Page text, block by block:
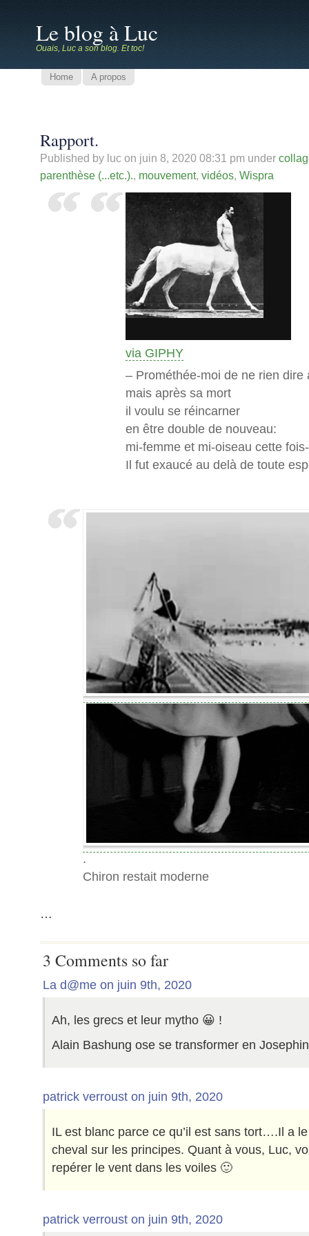
Le blog à Luc
Ouais, Luc a son blog. Et toc!
Home A propos
Rapport.
Published by luc on juin 8, 2020 08:31 pm under
parenthèse (...etc.)., mouvement, vidéos, Wispra
via GIPHY
– Prométhée-moi de ne rien dire
mais après sa mort
il voulu se réincarner
en être double de nouveau:
mi-femme et mi-oiseau cette
Il fut exaucé au delà de toute
.
Chiron restait moderne
…
3 Comments so far
La d@me on juin 9th, 2020
Ah, les grecs et leur mytho 😀 !
Alain Bashung ose se transformer en
patrick verroust on juin 9th, 2020
IL est blanc parce ce qu’il est sans tort….Il a
cheval sur les principes. Quant à vous, Luc,
repérer le vent dans les voiles 🙂
patrick verroust on juin 9th, 2020